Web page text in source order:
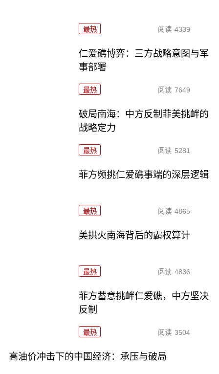
最热 阅读 4339
仁爱礁博弈：三方战略意图与军
事部署
最热 阅读 7649
破局南海：中方反制菲美挑衅的
战略定力
最热 阅读 5281
菲方频挑仁爱礁事端的深层逻辑
最热 阅读 4865
美拱火南海背后的霸权算计
最热 阅读 4836
菲方蓄意挑衅仁爱礁，中方坚决
反制
最热 阅读 3504
高油价冲击下的中国经济：承压与破局